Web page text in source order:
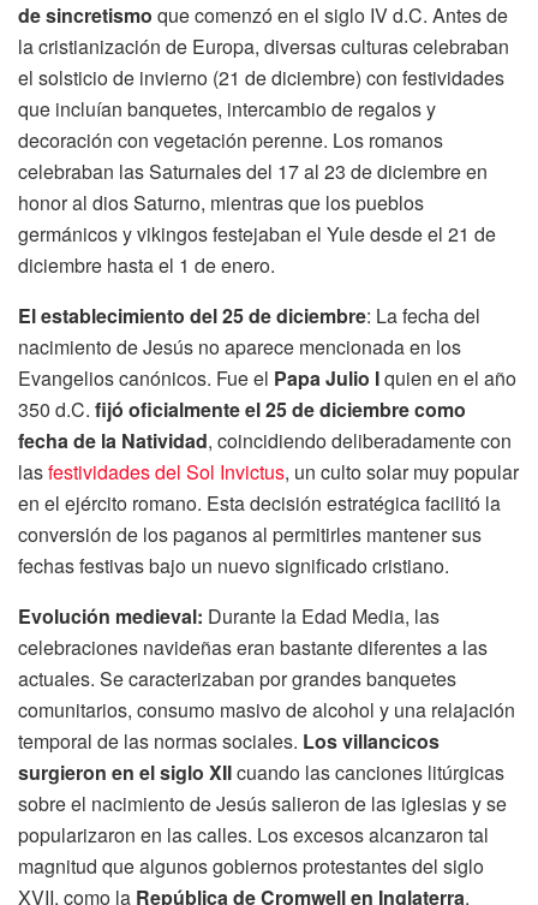
de sincretismo que comenzó en el siglo IV d.C. Antes de
la cristianización de Europa, diversas culturas celebraban
el solsticio de invierno (21 de diciembre) con festividades
que incluían banquetes, intercambio de regalos y
decoración con vegetación perenne. Los romanos
celebraban las Saturnales del 17 al 23 de diciembre en
honor al dios Saturno, mientras que los pueblos
germánicos y vikingos festejaban el Yule desde el 21 de
diciembre hasta el 1 de enero.
El establecimiento del 25 de diciembre: La fecha del
nacimiento de Jesús no aparece mencionada en los
Evangelios canónicos. Fue el Papa Julio Iquien en el año
350 d.C. fijó oficialmente el 25 de diciembre como
fecha de la Natividad, coincidiendo deliberadamente con
lasfestividades del Sol Invictus, un culto solar muy popular
en el ejército romano. Esta decisión estratégica facilitó la
conversión de los paganos al permitirles mantener sus
fechas festivas bajo un nuevo significado cristiano.
Evolución medieval: Durante la Edad Media, las
celebraciones navideñas eran bastante diferentes a las
actuales. Se caracterizaban por grandes banquetes
comunitarios, consumo masivo de alcohol y una relajación
temporal de las normas sociales. Los villancicos
surgieron en el siglo XIIcuando las canciones litúrgicas
sobre el nacimiento de Jesús salieron de las iglesias y se
popularizaron en las calles. Los excesos alcanzaron tal
magnitud que algunos gobiernos protestantes del siglo
XVII, como la República de Cromwell en Inglaterra,